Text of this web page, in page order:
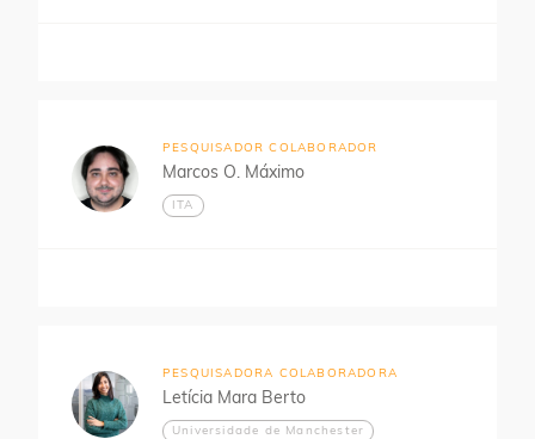
PESQUISADOR COLABORADOR
Marcos O. Máximo
ITA
PESQUISADORA COLABORADORA
Letícia Mara Berto
Universidade de Manchester